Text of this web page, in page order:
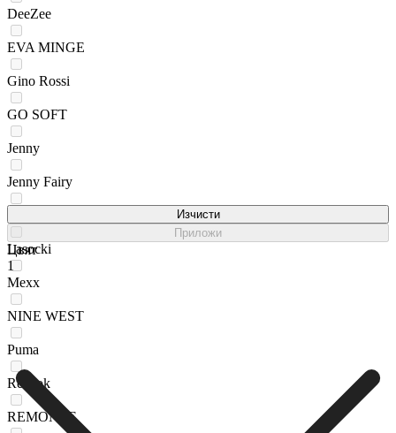
DeeZee
EVA MINGE
Gino Rossi
GO SOFT
Jenny
Jenny Fairy
Lasocki
Mexx
NINE WEST
Puma
Reebok
REMONTE
Изчисти
Приложи
Цвят
1